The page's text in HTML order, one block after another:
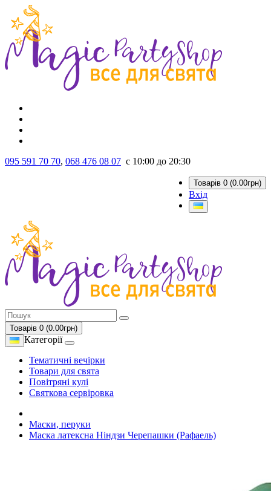
095 591 70 70, 068 476 08 07 с 10:00 до 20:30
Товарів 0 (0.00грн)
Вхід
Товарів 0 (0.00грн)
Категорії
Тематичні вечірки
Товари для свята
Повітряні кулі
Святкова сервіровка
Маски, перуки
Маска латексна Ніндзи Черепашки (Рафаель)